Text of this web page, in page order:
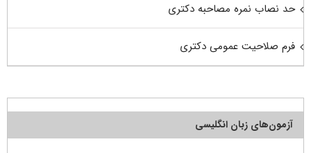
حد نصاب نمره مصاحبه دکتری
فرم صلاحیت عمومی دکتری
آزمون‌های زبان انگلیسی